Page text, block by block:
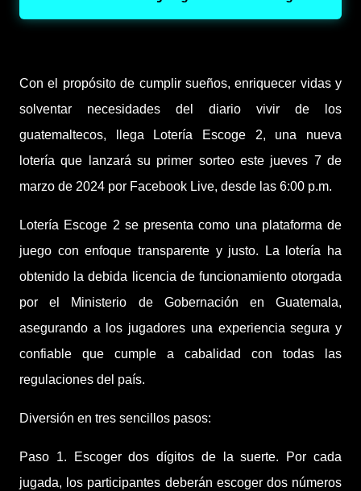
Con el propósito de cumplir sueños, enriquecer vidas y
solventar necesidades del diario vivir de los
guatemaltecos, llega Lotería Escoge 2, una nueva
lotería que lanzará su primer sorteo este jueves 7 de
marzo de 2024 por Facebook Live, desde las 6:00 p.m.
Lotería Escoge 2 se presenta como una plataforma de
juego con enfoque transparente y justo. La lotería ha
obtenido la debida licencia de funcionamiento otorgada
por el Ministerio de Gobernación en Guatemala,
asegurando a los jugadores una experiencia segura y
confiable que cumple a cabalidad con todas las
regulaciones del país.
Diversión en tres sencillos pasos:
Paso 1. Escoger dos dígitos de la suerte. Por cada
jugada, los participantes deberán escoger dos números